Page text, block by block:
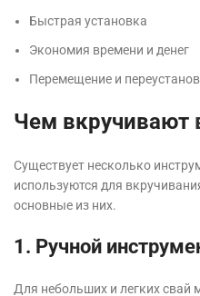
Быстрая установка
Экономия времени и денег
Перемещение и
Чем вкручивают
Существует несколько
используются для
основные из них.
1. Ручной
Для небольших и легких свай